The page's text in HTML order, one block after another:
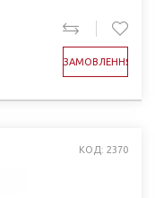
ЗАМОВЛЕННЯ
КОД: 2370